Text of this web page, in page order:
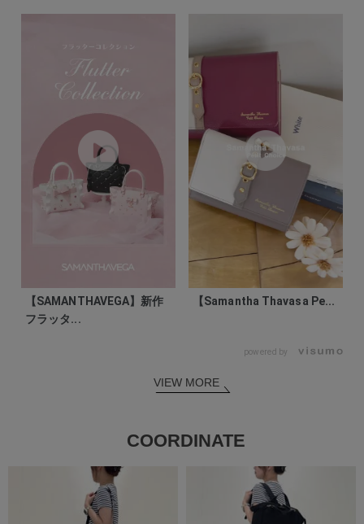
【SAMANTHAVEGA】新作
フラッタ...
【Samantha Thavasa Pe...
powered by
VIEW MORE
COORDINATE